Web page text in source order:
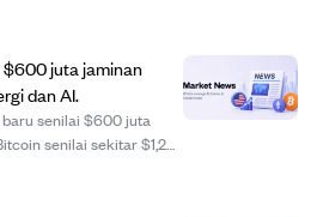
juta jaminan
dan AI.
senilai $600 juta
senilai sekitar $1,2
ke pembangkit listrik